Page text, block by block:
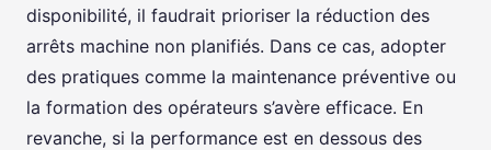
disponibilité, il faudrait prioriser la réduction des
arrêts machine non planifiés. Dans ce cas, adopter
des pratiques comme la maintenance préventive ou
la formation des opérateurs s’avère efficace. En
revanche, si la performance est en dessous des